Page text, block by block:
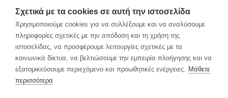
Σχετικά με τα cookies σε αυτή την ιστοσελίδα
Χρησιμοποιούμε cookies για να συλλέξουμε και να αναλύσουμε
πληροφορίες σχετικές με την απόδοση και τη χρήση της
ιστοσελίδας, να προσφέρουμε λειτουργίες σχετικές με τα
κοινωνικά δίκτυα, να βελτιώσουμε την εμπειρία πλοήγησης και να
εξατομικεύσουμε περιεχόμενο και προωθητικές ενέργειες. Μάθετε
περισσότερα
211 777 00 40
6932605340
info@go4box.gr